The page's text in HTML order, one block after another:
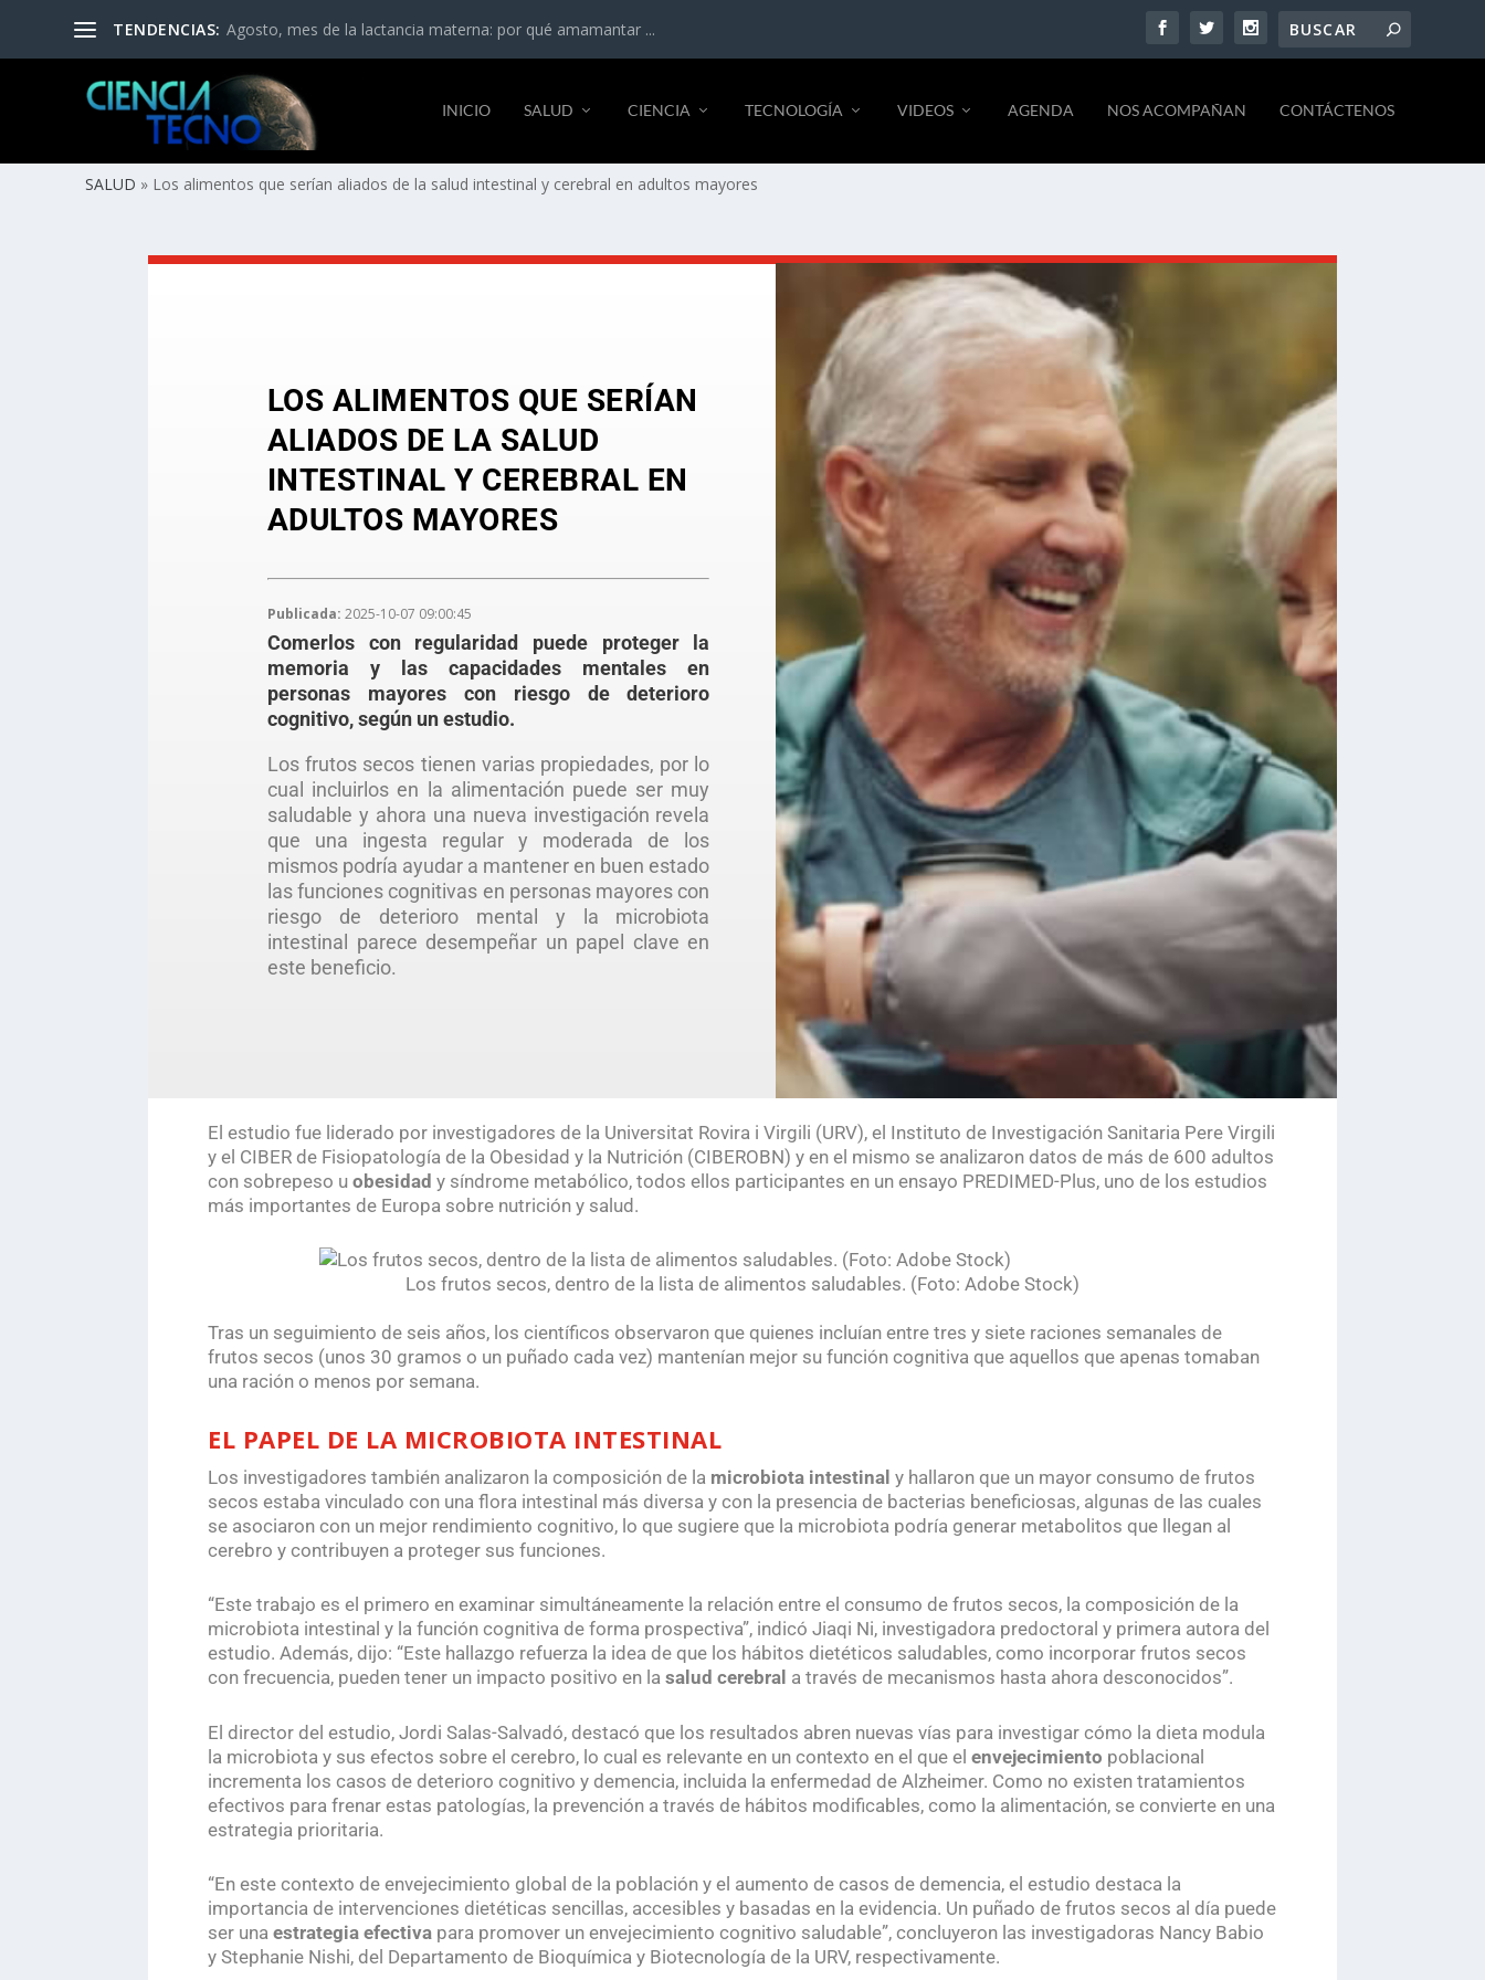
TENDENCIAS: Agosto, mes de la lactancia materna: por qué amamantar ...
INICIO SALUD CIENCIA TECNOLOGÍA VIDEOS AGENDA NOS ACOMPAÑAN CONTÁCTENOS
SALUD » Los alimentos que serían aliados de la salud intestinal y cerebral en adultos mayores
LOS ALIMENTOS QUE SERÍAN
ALIADOS DE LA SALUD
INTESTINAL Y CEREBRAL EN
ADULTOS MAYORES
Publicada: 2025-10-07 09:00:45
Comerlos con regularidad puede proteger la
memoria y las capacidades mentales en
personas mayores con riesgo de deterioro
cognitivo, según un estudio.
Los frutos secos tienen varias propiedades, por lo
cual incluirlos en la alimentación puede ser muy
saludable y ahora una nueva investigación revela
que una ingesta regular y moderada de los
mismos podría ayudar a mantener en buen estado
las funciones cognitivas en personas mayores con
riesgo de deterioro mental y la microbiota
intestinal parece desempeñar un papel clave en
este beneficio.
El estudio fue liderado por investigadores de la Universitat Rovira i Virgili (URV), el Instituto de Investigación Sanitaria Pere Virgili
y el CIBER de Fisiopatología de la Obesidad y la Nutrición (CIBEROBN) y en el mismo se analizaron datos de más de 600 adultos
con sobrepeso uobesidady síndrome metabólico, todos ellos participantes en un ensayo PREDIMED-Plus, uno de los estudios
más importantes de Europa sobre nutrición y salud.
Los frutos secos, dentro de la lista de alimentos saludables. (Foto: Adobe Stock)
Tras un seguimiento de seis años, los científicos observaron que quienes incluían entre tres y siete raciones semanales de
frutos secos (unos 30 gramos o un puñado cada vez) mantenían mejor sufunción cognitivaque aquellos que apenas tomaban
una ración o menos por semana.
EL PAPEL DE LA MICROBIOTA INTESTINAL
Los investigadores también analizaron la composición de la microbiota intestinal y hallaron que un mayor consumo de frutos
secos estaba vinculado con una flora intestinal más diversa y con la presencia de bacterias beneficiosas, algunas de las cuales
se asociaron con un mejor rendimiento cognitivo, lo que sugiere que la microbiota podría generar metabolitos que llegan al
cerebro y contribuyen a proteger sus funciones.
“Este trabajo es el primero en examinar simultáneamente la relación entre el consumo de frutos secos, la composición de la
microbiota intestinal y la función cognitiva de forma prospectiva”, indicó Jiaqi Ni, investigadora predoctoral y primera autora del
estudio. Además, dijo: “Este hallazgo refuerza la idea de que los hábitos dietéticos saludables, como incorporar frutos secos
con frecuencia, pueden tener un impacto positivo en lasalud cerebral a través de mecanismos hasta ahora desconocidos”.
El director del estudio, Jordi Salas-Salvadó, destacó que los resultados abren nuevas vías para investigar cómo la dieta modula
la microbiota y sus efectos sobre el cerebro, lo cual es relevante en un contexto en el que elenvejecimiento poblacional
incrementa los casos de deterioro cognitivo y demencia, incluida la enfermedad de Alzheimer. Como no existen tratamientos
efectivos para frenar estas patologías, la prevención a través de hábitos modificables, como la alimentación, se convierte en una
estrategia prioritaria.
“En este contexto de envejecimiento global de la población y el aumento de casos de demencia, el estudio destaca la
importancia de intervenciones dietéticas sencillas, accesibles y basadas en la evidencia. Un puñado de frutos secos al día puede
ser unaestrategia efectiva para promover un envejecimiento cognitivo saludable”, concluyeron las investigadoras Nancy Babio
y Stephanie Nishi, del Departamento de Bioquímica y Biotecnología de la URV, respectivamente.